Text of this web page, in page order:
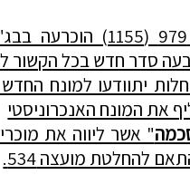
החלטה 979 (1155)
סדר חדש בכל הקשור
יתוודעו למונח
את המונח האנכרוניסטי
" אשר ליווה את
להחלטת מועצה 534.